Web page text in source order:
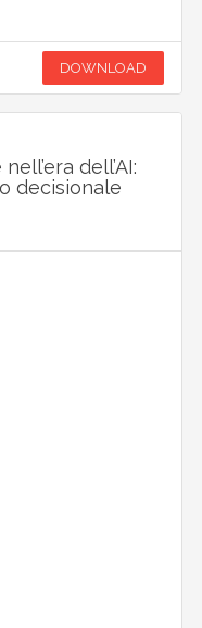
DOWNLOAD
dell’AI:
decisionale